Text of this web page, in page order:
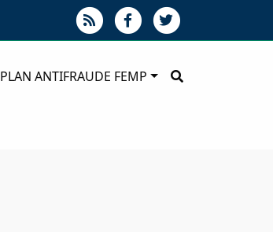
PLAN ANTIFRAUDE FEMP